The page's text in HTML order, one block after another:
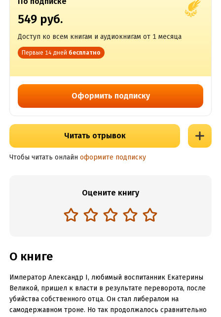
549 руб.
Доступ ко всем книгам и аудиокнигам от 1 месяца
Первые 14 дней бесплатно
Оформить подписку
Читать отрывок
Чтобы читать онлайн оформите подписку
Оцените книгу
О книге
Император Александр I, любимый воспитанник Екатерины
Великой, пришел к власти в результате переворота, после
убийства собственного отца. Он стал либералом на
самодержавном троне. Но так продолжалось сравнительно